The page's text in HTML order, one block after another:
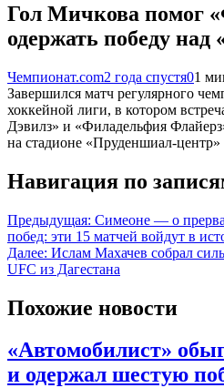
Гол Мичкова помог
одержать победу над
Чемпионат.com2 года спустя01
Завершился матч регулярного
хоккейной лиги, в котором
Дэвилз» и «Филадельфия
на стадионе «Пруденшиал-
Навигация по
Предыдущая: Симеоне — о
побед: эти 15 матчей войдут в
Далее: Ислам Махачев собрал
UFC из Дагестана
Похожие новости
«Автомобилист»
и одержал шестую